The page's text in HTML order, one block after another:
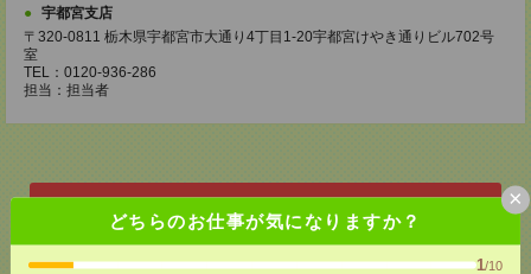
どちらのお仕事が気になりますか？
1/10
×
宇都宮支店
〒320-0811 栃木県宇都宮市大通り4丁目1-20宇都宮けやき通りビル702号
室
TEL：0120-936-286
担当：担当者
応募ページへ